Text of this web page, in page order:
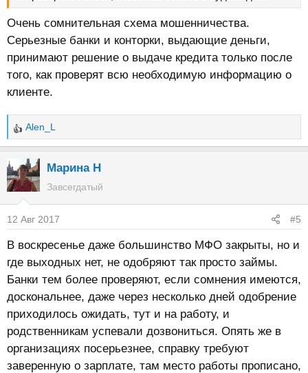
Очень сомнительная схема мошенничества.
Серьезные банки и конторки, выдающие деньги,
принимают решение о выдаче кредита только после
того, как проверят всю необходимую информацию о
клиенте.
Р
е
к
ц
и
:
Alen_L
Марина Н
Завсегдатый
12 Авг 2017 #5
В воскресенье даже большинство МФО закрыты, но и
где выходных нет, не одобряют так просто займы.
Банки тем более проверяют, если сомнения имеются,
доскональнее, даже через несколько дней одобрение
приходилось ожидать, тут и на работу, и
родственникам успевали дозвониться. Опять же в
организациях посерьезнее, справку требуют
заверенную о зарплате, там место работы прописано,